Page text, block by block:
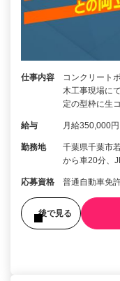
仕事内容
コンクリート
木工事現場に
定の型枠に生
給与 月給350,000
勤務地
千葉県千葉市
から車20分、
応募資格 普通自動車免
後で見る